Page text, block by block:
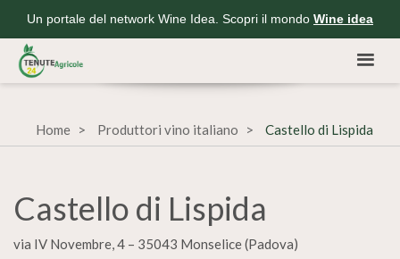
Un portale del network Wine Idea. Scopri il mondo Wine idea
Home Produttori vino italiano Castello di Lispida
Castello di Lispida
via IV Novembre, 4 – 35043 Monselice (Padova)